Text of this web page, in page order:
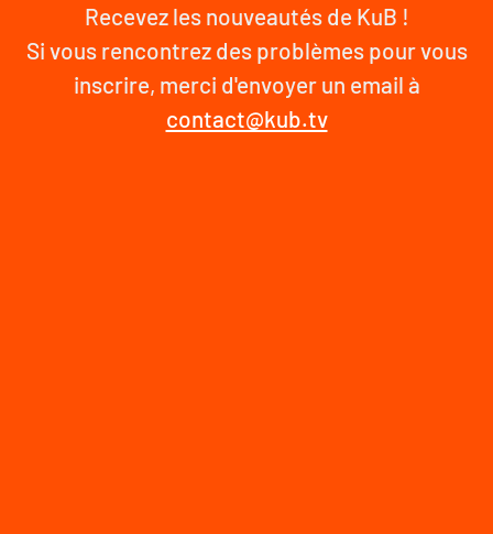
Recevez les nouveautés de KuB !
Si vous rencontrez des problèmes pour vous
inscrire, merci d'envoyer un email à
contact@kub.tv